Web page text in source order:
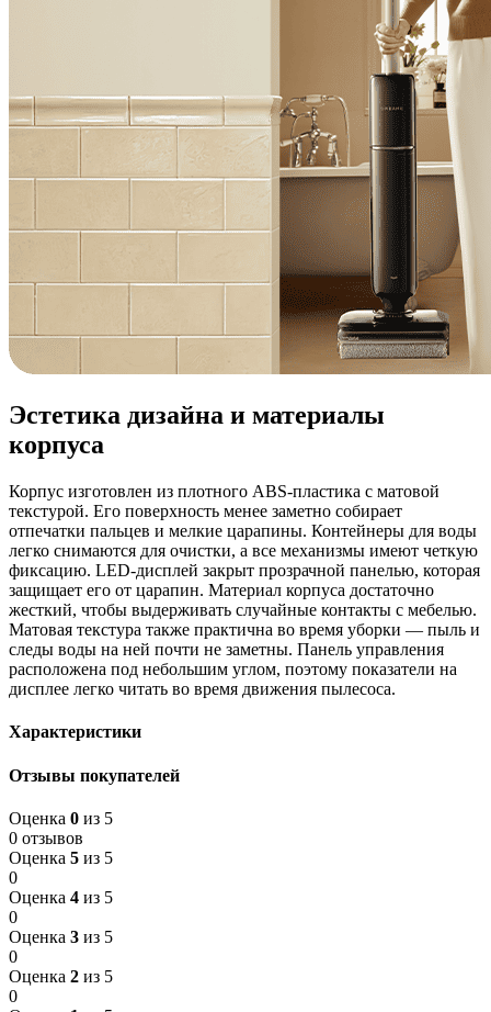
Эстетика дизайна и материалы
корпуса
Корпус изготовлен из плотного ABS-пластика с матовой
текстурой. Его поверхность менее заметно собирает
отпечатки пальцев и мелкие царапины. Контейнеры для воды
легко снимаются для очистки, а все механизмы имеют четкую
фиксацию. LED-дисплей закрыт прозрачной панелью, которая
защищает его от царапин. Материал корпуса достаточно
жесткий, чтобы выдерживать случайные контакты с мебелью.
Матовая текстура также практична во время уборки — пыль и
следы воды на ней почти не заметны. Панель управления
расположена под небольшим углом, поэтому показатели на
дисплее легко читать во время движения пылесоса.
Характеристики
Отзывы покупателей
Оценка 0 из 5
0 отзывов
Оценка 5 из 5
0
Оценка 4 из 5
0
Оценка 3 из 5
0
Оценка 2 из 5
0